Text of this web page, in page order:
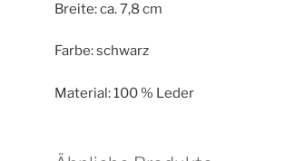
Breite: ca. 7,8 cm
Farbe: schwarz
Material: 100 % Leder